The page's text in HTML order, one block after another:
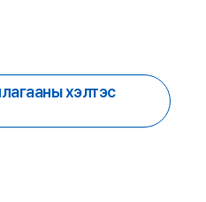
хэлтэс